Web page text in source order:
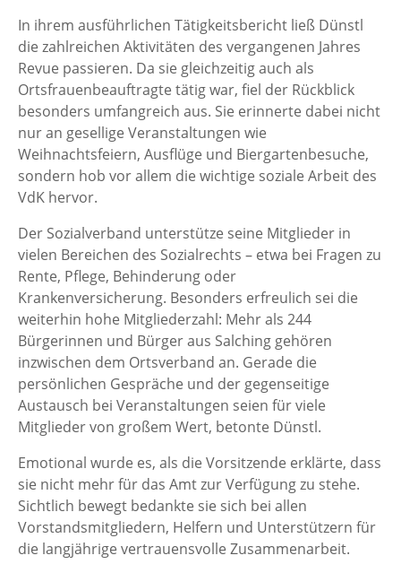
In ihrem ausführlichen Tätigkeitsbericht ließ Dünstl
die zahlreichen Aktivitäten des vergangenen Jahres
Revue passieren. Da sie gleichzeitig auch als
Ortsfrauenbeauftragte tätig war, fiel der Rückblick
besonders umfangreich aus. Sie erinnerte dabei nicht
nur an gesellige Veranstaltungen wie
Weihnachtsfeiern, Ausflüge und Biergartenbesuche,
sondern hob vor allem die wichtige soziale Arbeit des
VdK hervor.
Der Sozialverband unterstütze seine Mitglieder in
vielen Bereichen des Sozialrechts – etwa bei Fragen zu
Rente, Pflege, Behinderung oder
Krankenversicherung. Besonders erfreulich sei die
weiterhin hohe Mitgliederzahl: Mehr als 244
Bürgerinnen und Bürger aus Salching gehören
inzwischen dem Ortsverband an. Gerade die
persönlichen Gespräche und der gegenseitige
Austausch bei Veranstaltungen seien für viele
Mitglieder von großem Wert, betonte Dünstl.
Emotional wurde es, als die Vorsitzende erklärte, dass
sie nicht mehr für das Amt zur Verfügung zu stehe.
Sichtlich bewegt bedankte sie sich bei allen
Vorstandsmitgliedern, Helfern und Unterstützern für
die langjährige vertrauensvolle Zusammenarbeit.